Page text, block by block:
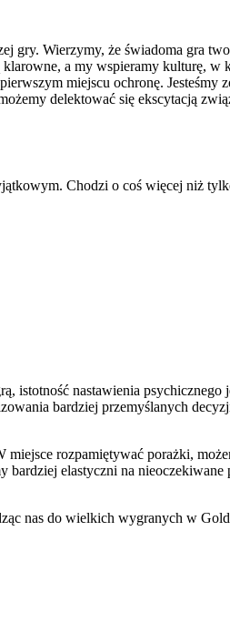
gry. Wierzymy, że świadoma gra
a my wspieramy kulturę, w
miejscu ochronę. Jesteśmy
delektować się ekscytacją
Chodzi o coś więcej niż
istotność nastawienia
bardziej przemyślanych
rozpamiętywać porażki,
elastyczni na
nas do wielkich wygranych w